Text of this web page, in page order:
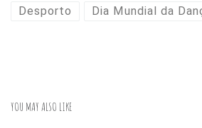
Desporto Dia Mundial da
YOU MAY ALSO LIKE